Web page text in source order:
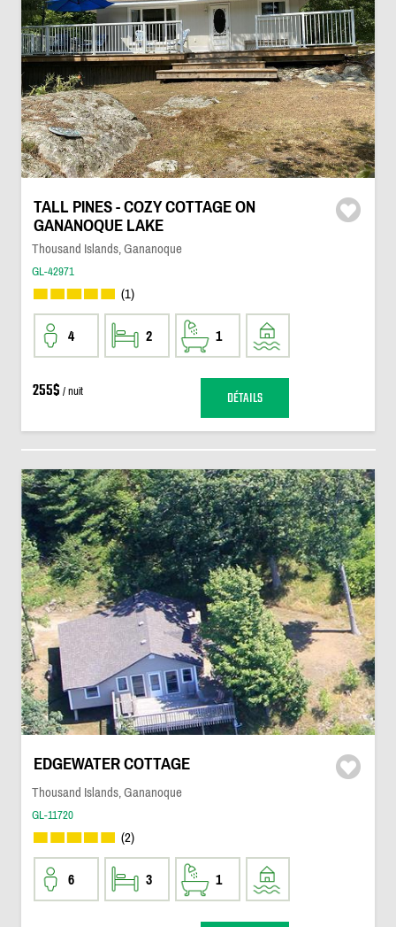
TALL PINES - COZY COTTAGE ON
GANANOQUE LAKE
Thousand Islands, Gananoque
GL-42971
(1)
4 2 1
255$ / nuit DÉTAILS
EDGEWATER COTTAGE
Thousand Islands, Gananoque
GL-11720
(2)
6 3 1